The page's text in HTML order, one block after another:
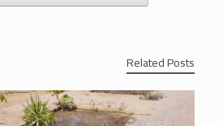
Related Posts